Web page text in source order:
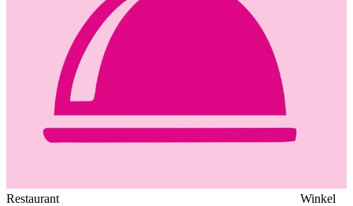
Restaurant Winkel